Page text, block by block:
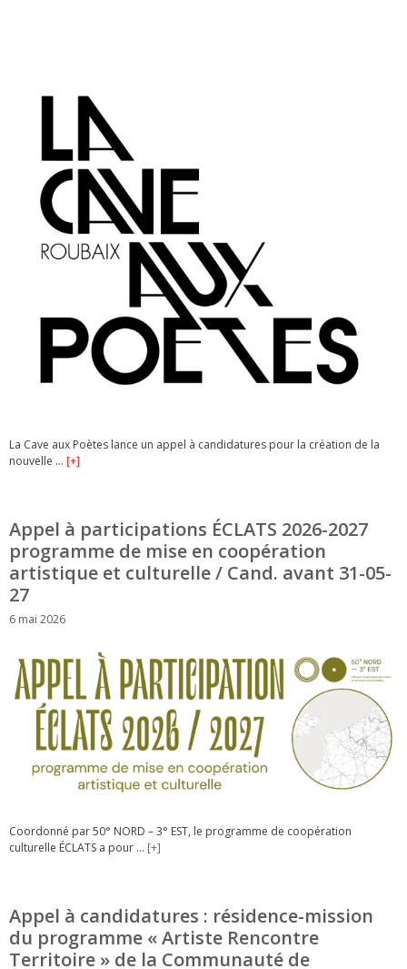
La Cave aux Poètes lance un appel à candidatures pour la création de la
nouvelle … [+]
Appel à participations ÉCLATS 2026-2027
programme de mise en coopération
artistique et culturelle / Cand. avant 31-05-
27
6 mai 2026
Coordonné par 50° NORD – 3° EST, le programme de coopération
culturelle ÉCLATS a pour … [+]
Appel à candidatures : résidence-mission
du programme « Artiste Rencontre
Territoire » de la Communauté de